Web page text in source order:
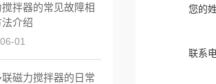
您的
联系
拌器的常见故障相
介绍
01
磁力搅拌器的日常